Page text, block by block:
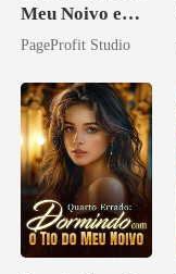
Meu Noivo e
Casei com o
Inimigo Dele
PageProfit Studio